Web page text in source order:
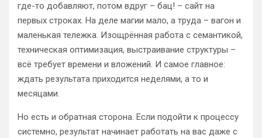
где-то добавляют, потом вдруг – бац! – сайт на
первых строках. На деле магии мало, а труда – вагон и
маленькая тележка. Изощрённая работа с семантикой,
техническая оптимизация, выстраивание структуры –
всё требует времени и вложений. И самое главное:
ждать результата приходится неделями, а то и
месяцами.
Но есть и обратная сторона. Если подойти к процессу
системно, результат начинает работать на вас даже с